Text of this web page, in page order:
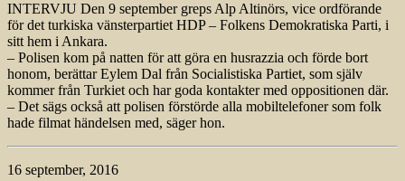
INTERVJU Den 9 september greps Alp Altinörs, vice ordförande
för det turkiska vänsterpartiet HDP – Folkens Demokratiska Parti, i
sitt hem i Ankara.
– Polisen kom på natten för att göra en husrazzia och förde bort
honom, berättar Eylem Dal från Socialistiska Partiet, som själv
kommer från Turkiet och har goda kontakter med oppositionen där.
– Det sägs också att polisen förstörde alla mobiltelefoner som folk
hade filmat händelsen med, säger hon.
16 september, 2016